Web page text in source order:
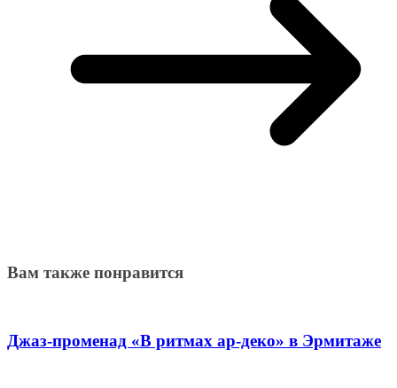
Вам также понравится
Джаз-променад «В ритмах ар-деко» в Эрмитаже